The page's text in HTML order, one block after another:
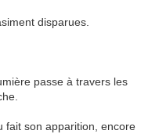
disparues.
passe à travers les
fait son apparition, encore